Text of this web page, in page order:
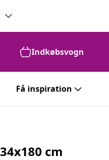
Indkøbsvogn
Få inspiration
cm